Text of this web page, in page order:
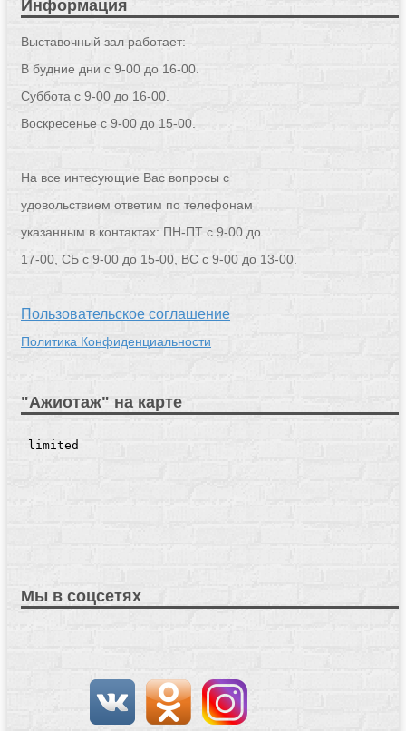
Информация
Выставочный зал работает:
В будние дни с 9-00 до 16-00.
Суббота с 9-00 до 16-00.
Воскресенье с 9-00 до 15-00.
На все интесующие Вас вопросы с
удовольствием ответим по телефонам
указанным в контактах: ПН-ПТ с 9-00 до
17-00, СБ с 9-00 до 15-00, ВС с 9-00 до 13-00.
Пользовательское соглашение
Политика Конфиденциальности
"Ажиотаж" на карте
Мы в соцсетях